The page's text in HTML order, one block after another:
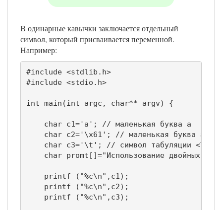
В одинарные кавычки заключается отдельный
символ, который присваивается переменной.
Например:
#include <stdlib.h>
#include <stdio.h>
int main(int argc, char** argv) {
    char c1='a'; // маленькая буква a
char c2='\x61'; // маленькая буква a в
    char c3='\t'; // символ табуляции <Tab>
char promt[]="Использование двойных
    printf ("%c\n",c1);
    printf ("%c\n",c2);
    printf ("%c\n",c3);